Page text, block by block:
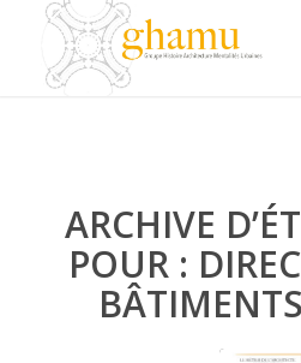
ARCHIVE
POUR :